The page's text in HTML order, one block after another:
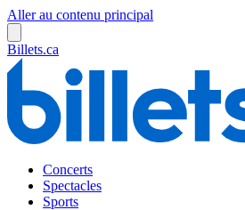
Aller au contenu principal
Billets.ca
Concerts
Spectacles
Sports